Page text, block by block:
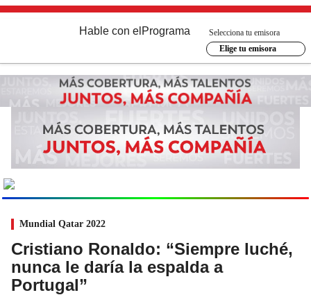
Hable con el Programa
Selecciona tu emisora
Elige tu emisora
Mundial Qatar 2022
Cristiano Ronaldo: “Siempre luché,
nunca le daría la espalda a
Portugal”